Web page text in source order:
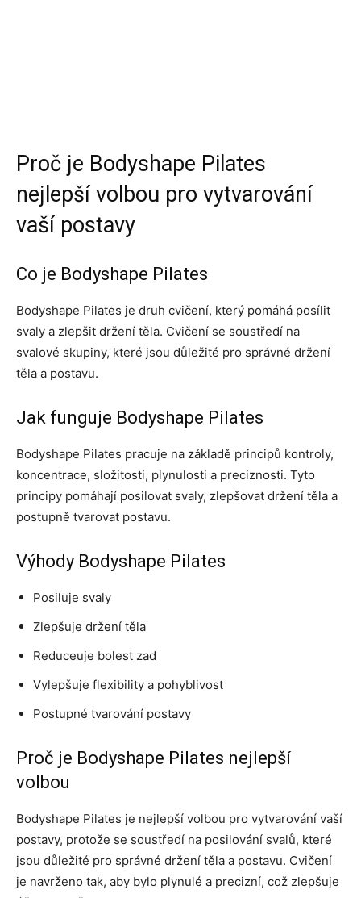
Proč je Bodyshape Pilates
nejlepší volbou pro vytvarování
vaší postavy
Co je Bodyshape Pilates
Bodyshape Pilates je druh cvičení, který pomáhá posílit
svaly a zlepšit držení těla. Cvičení se soustředí na
svalové skupiny, které jsou důležité pro správné držení
těla a postavu.
Jak funguje Bodyshape Pilates
Bodyshape Pilates pracuje na základě principů kontroly,
koncentrace, složitosti, plynulosti a preciznosti. Tyto
principy pomáhají posilovat svaly, zlepšovat držení těla a
postupně tvarovat postavu.
Výhody Bodyshape Pilates
Posiluje svaly
Zlepšuje držení těla
Reduceuje bolest zad
Vylepšuje flexibility a pohyblivost
Postupné tvarování postavy
Proč je Bodyshape Pilates nejlepší
volbou
Bodyshape Pilates je nejlepší volbou pro vytvarování vaší
postavy, protože se soustředí na posilování svalů, které
jsou důležité pro správné držení těla a postavu. Cvičení
je navrženo tak, aby bylo plynulé a precizní, což zlepšuje